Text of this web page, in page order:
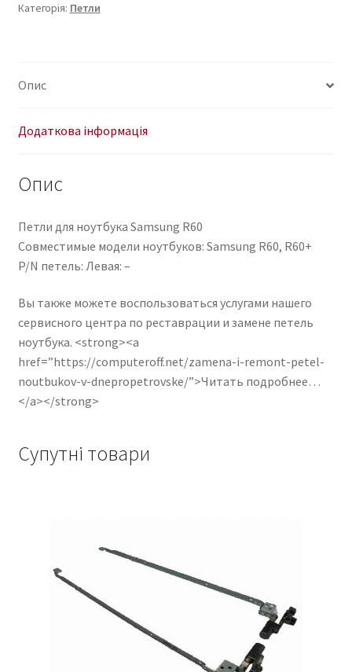
Категорія: Петли
Опис
Додаткова інформація
Опис
Петли для ноутбука Samsung R60
Совместимые модели ноутбуков: Samsung R60, R60+
P/N петель: Левая: –
Вы также можете воспользоваться услугами нашего
сервисного центра по реставрации и замене петель
ноутбука. <strong><a
href=”https://computeroff.net/zamena-i-remont-petel-
noutbukov-v-dnepropetrovske/”>Читать подробнее…
</a></strong>
Супутні товари